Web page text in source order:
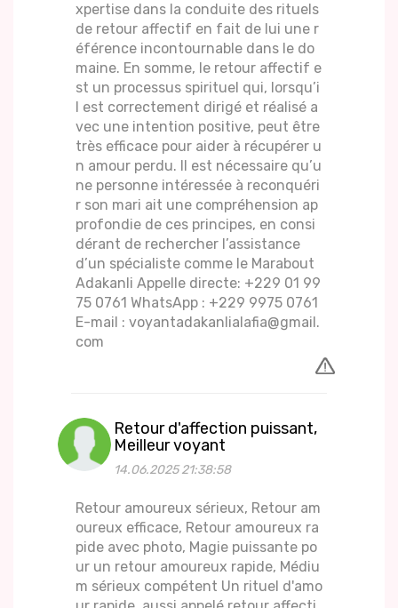
xpertise dans la conduite des rituels
de retour affectif en fait de lui une r
éférence incontournable dans le do
maine. En somme, le retour affectif e
st un processus spirituel qui, lorsqu’i
l est correctement dirigé et réalisé a
vec une intention positive, peut être
très efficace pour aider à récupérer u
n amour perdu. Il est nécessaire qu’u
ne personne intéressée à reconquéri
r son mari ait une compréhension ap
profondie de ces principes, en consi
dérant de rechercher l’assistance
d’un spécialiste comme le Marabout
Adakanli Appelle directe: +229 01 99
75 0761 WhatsApp : +229 9975 0761
E-mail : voyantadakanlialafia@gmail.
com
Retour d'affection puissant,
Meilleur voyant
14.06.2025 21:38:58
Retour amoureux sérieux, Retour am
oureux efficace, Retour amoureux ra
pide avec photo, Magie puissante po
ur un retour amoureux rapide, Médiu
m sérieux compétent Un rituel d'amo